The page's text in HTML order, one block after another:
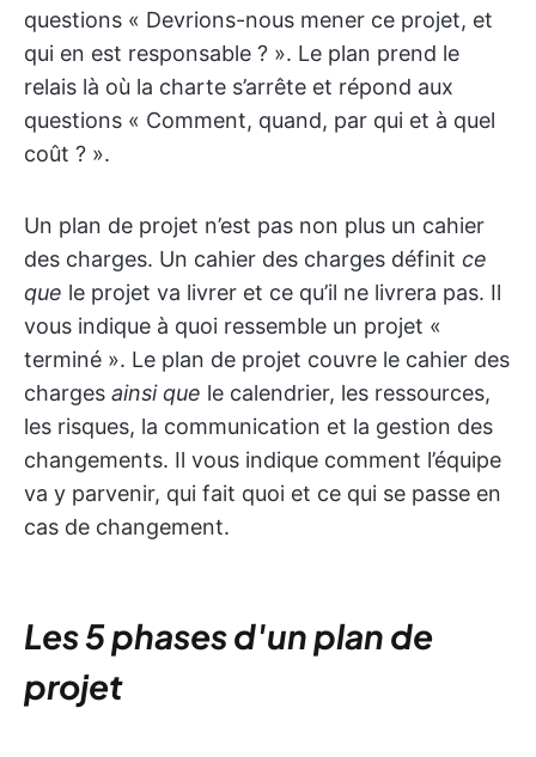
questions « Devrions-nous mener ce projet, et
qui en est responsable ? ». Le plan prend le
relais là où la charte s’arrête et répond aux
questions « Comment, quand, par qui et à quel
coût ? ».
Un plan de projet n’est pas non plus un cahier
des charges. Un cahier des charges définit ce
que le projet va livrer et ce qu’il ne livrera pas. Il
vous indique à quoi ressemble un projet «
terminé ». Le plan de projet couvre le cahier des
charges ainsi que le calendrier, les ressources,
les risques, la communication et la gestion des
changements. Il vous indique comment l’équipe
va y parvenir, qui fait quoi et ce qui se passe en
cas de changement.
Les 5 phases d'un plan de
projet